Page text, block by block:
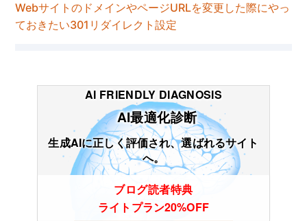
WebサイトのドメインやページURLを変更した際にやっ
ておきたい301リダイレクト設定
AI FRIENDLY DIAGNOSIS
AI最適化診断
生成AIに正しく評価され、選ばれるサイト
へ。
ブログ読者特典
ライトプラン20%OFF